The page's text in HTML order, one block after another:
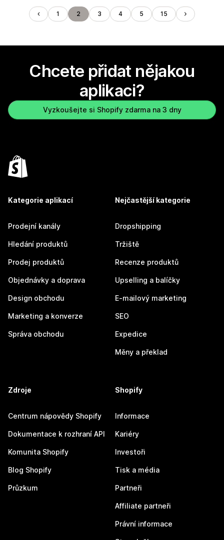
1 2 3 4 5 15
Chcete přidat nějakou
aplikaci?
Vyzkoušejte si Shopify zdarma na 3 dny
Kategorie aplikací
Prodejní kanály
Hledání produktů
Prodej produktů
Objednávky a doprava
Design obchodu
Marketing a konverze
Správa obchodu
Nejčastější kategorie
Dropshipping
Tržiště
Recenze produktů
Upselling a balíčky
E-mailový marketing
SEO
Expedice
Měny a překlad
Zdroje
Centrum nápovědy Shopify
Dokumentace k rozhraní API
Komunita Shopify
Blog Shopify
Průzkum
Shopify
Informace
Kariéry
Investoři
Tisk a média
Partneři
Affiliate partneři
Právní informace